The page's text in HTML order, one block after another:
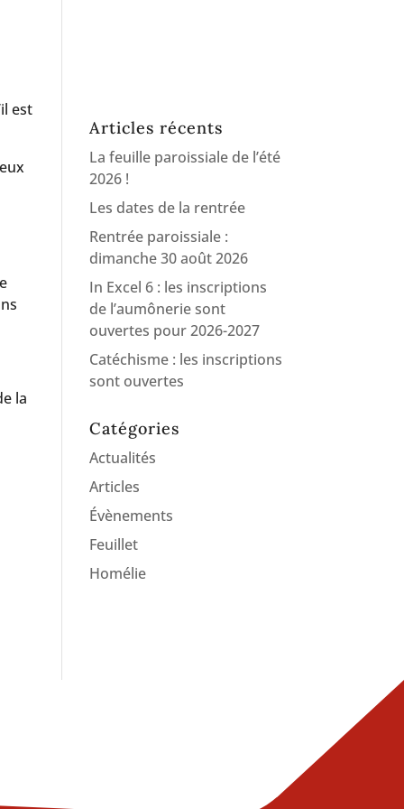
est
la
Articles récents
La feuille paroissiale de l’été
2026 !
Les dates de la rentrée
Rentrée paroissiale :
dimanche 30 août 2026
In Excel 6 : les inscriptions
de l’aumônerie sont
ouvertes pour 2026-2027
Catéchisme : les inscriptions
sont ouvertes
Catégories
Actualités
Articles
Évènements
Feuillet
Homélie